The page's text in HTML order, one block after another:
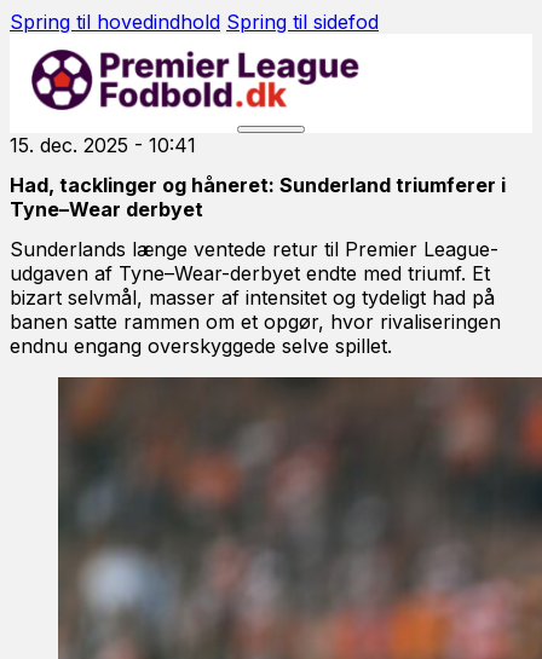
Spring til hovedindhold Spring til sidefod
15. dec. 2025 - 10:41
Had, tacklinger og håneret: Sunderland triumferer i
Tyne–Wear derbyet
Sunderlands længe ventede retur til Premier League-
udgaven af Tyne–Wear-derbyet endte med triumf. Et
bizart selvmål, masser af intensitet og tydeligt had på
banen satte rammen om et opgør, hvor rivaliseringen
endnu engang overskyggede selve spillet.